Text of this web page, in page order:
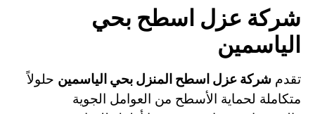
شركة عزل اسطح بحي
الياسمين
تقدم شركة عزل اسطح المنزل بحي الياسمين حلولاً
متكاملة لحماية الأسطح من العوامل الجوية